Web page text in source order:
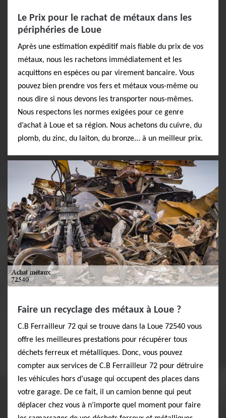
Le Prix pour le rachat de métaux dans les
périphéries de Loue
Après une estimation expéditif mais fiable du prix de vos
métaux, nous les rachetons immédiatement et les
acquittons en espèces ou par virement bancaire. Vous
pouvez bien prendre vos fers et métaux vous-même ou
nous dire si nous devons les transporter nous-mêmes.
Nous respectons les normes exigées pour ce genre
d’achat à Loue et sa région. Nous achetons du cuivre, du
plomb, du zinc, du laiton, du bronze... à un meilleur prix.
Faire un recyclage des métaux à Loue ?
C.B Ferrailleur 72 qui se trouve dans la Loue 72540 vous
offre les meilleures prestations pour récupérer tous
déchets ferreux et métalliques. Donc, vous pouvez
compter aux services de C.B Ferrailleur 72 pour détruire
les véhicules hors d’usage qui occupent des places dans
votre garage. De ce fait, il un camion benne qui peut
déplacer chez vous à n’importe quel moment pour faire